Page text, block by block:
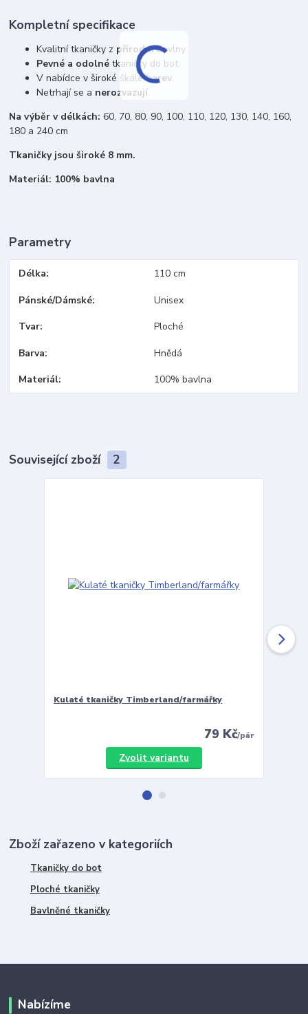
Kompletní specifikace
Kvalitní tkaničky z přírodníbavlny.
Pevné a odolnétkaničky do bot.
V nabídce v široké škálebarev.
Netrhají se a nerozvazují.
Na výběr v délkách: 60, 70, 80, 90, 100, 110, 120, 130, 140, 160,
180 a 240 cm
Tkaničky jsou široké 8 mm.
Materiál: 100% bavlna
Parametry
Délka 110 cm
Pánské/Dámské Unisex
Tvar Ploché
Barva Hnědá
Materiál 100% bavlna
Související zboží 2
Kulaté tkaničky Timberland/farmářky
79 Kč/pár
Zvolit variantu
Zboží zařazeno v kategoriích
Tkaničky do bot
Ploché tkaničky
Bavlněné tkaničky
Nabízíme